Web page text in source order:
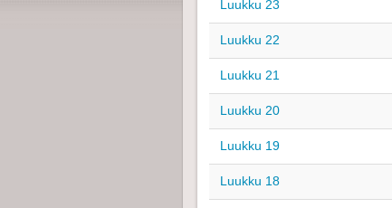
Luukku 23
Luukku 22
Luukku 21
Luukku 20
Luukku 19
Luukku 18